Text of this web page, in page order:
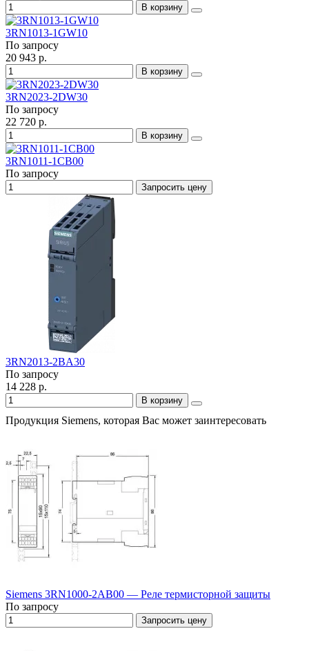
В корзину
3RN1013-1GW10
По запросу
20 943 р.
В корзину
3RN2023-2DW30
По запросу
22 720 р.
В корзину
3RN1011-1CB00
По запросу
Запросить цену
3RN2013-2BA30
По запросу
14 228 р.
В корзину
Продукция Siemens, которая Вас может заинтересовать
Siemens 3RN1000-2AB00 — Реле термисторной защиты
По запросу
Запросить цену